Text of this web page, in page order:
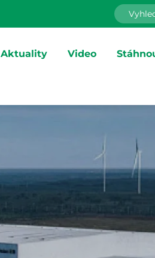
Aktuality Video